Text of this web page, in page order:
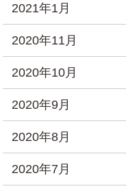
2021年1月
2020年11月
2020年10月
2020年9月
2020年8月
2020年7月